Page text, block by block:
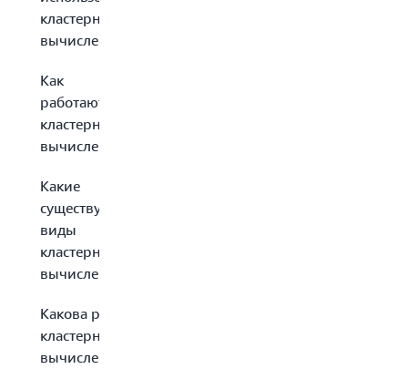
кластерных
вычислений?
Как
работают
кластерные
вычисления?
Какие
существуют
виды
кластерных
вычислений?
Какова роль
кластерных
вычислений